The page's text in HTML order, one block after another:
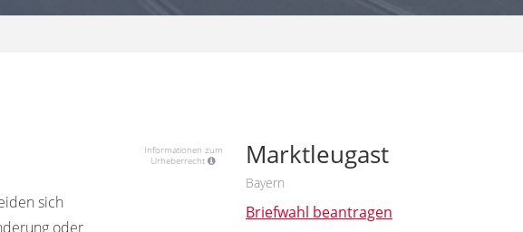
sich
oder
Informationen zum
Urheberrecht
Marktleugast
Bayern
Briefwahl beantragen